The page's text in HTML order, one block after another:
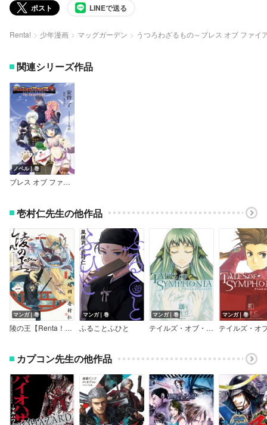
ポスト LINEで送る
Renta! 少年漫画 マッグガーデン うつろわざるもの～ブレス オブ ファイ
関連シリーズ作品
ノベル｜巻
ブレス オブ ファイア 6 The Empire SIDE
壱村仁先生の他作品
マンガ｜巻
陵の王【Renta！限定特典付き】
マンガ｜巻
ふることふひと
マンガ｜巻
テイルズ・オブ・シンフォニア EXTRALOAD
マンガ｜巻
カプコン先生の他作品